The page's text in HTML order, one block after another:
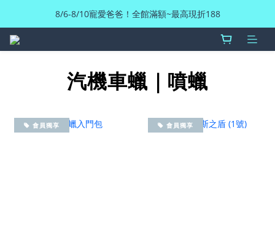
8/6-8/10寵愛爸爸！全館滿額~最高現折188
汽機車蠟｜噴蠟
會員獨享 會員獨享